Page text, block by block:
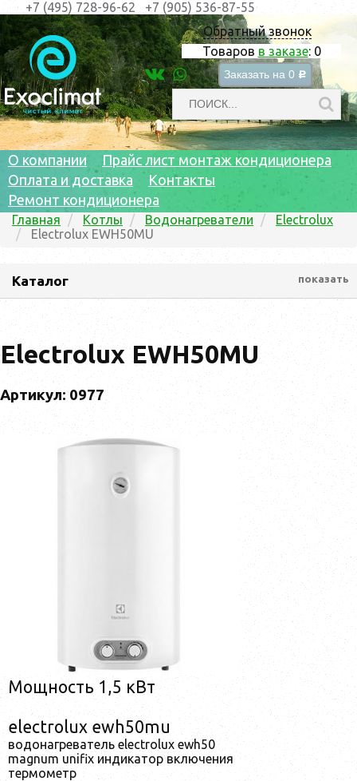
Обратный звонок
Товаров в заказе: 0
Заказать на 0 c
+7 (495) 728-96-62 +7 (905) 536-87-55
О компании
Прайс лист монтаж кондиционера
Оплата и доставка
Контакты
Ремонт кондиционера
Главная Котлы Водонагреватели
Electrolux
Electrolux EWH50MU
Каталог показать
Electrolux EWH50MU
Артикул: 0977
Мощность 1,5 кВт
electrolux ewh50mu
водонагреватель electrolux ewh50
magnum unifix индикатор включения
термометр